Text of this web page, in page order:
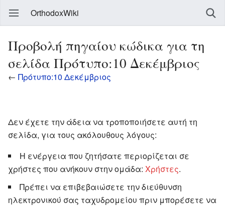
OrthodoxWiki
Προβολή πηγαίου κώδικα για τη
σελίδα Πρότυπο:10 Δεκέμβριος
← Πρότυπο:10 Δεκέμβριος
Δεν έχετε την άδεια να τροποποιήσετε αυτή τη
σελίδα, για τους ακόλουθους λόγους:
Η ενέργεια που ζητήσατε περιορίζεται σε
χρήστες που ανήκουν στην ομάδα: Χρήστες.
Πρέπει να επιβεβαιώσετε την διεύθυνση
ηλεκτρονικού σας ταχυδρομείου πριν μπορέσετε να